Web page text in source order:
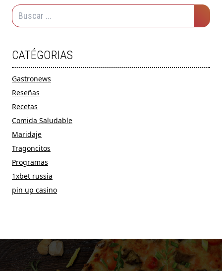
CATÉGORIAS
Gastronews
Reseñas
Recetas
Comida Saludable
Maridaje
Tragoncitos
Programas
1xbet russia
pin up casino